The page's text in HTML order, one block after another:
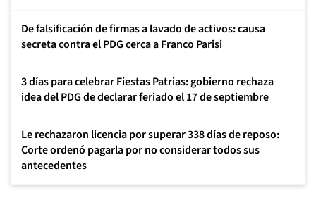
De falsificación de firmas a lavado de activos: causa
secreta contra el PDG cerca a Franco Parisi
3 días para celebrar Fiestas Patrias: gobierno rechaza
idea del PDG de declarar feriado el 17 de septiembre
Le rechazaron licencia por superar 338 días de reposo:
Corte ordenó pagarla por no considerar todos sus
antecedentes